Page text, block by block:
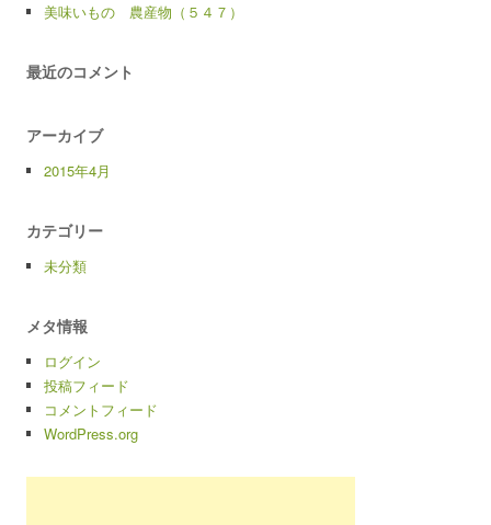
美味いもの 農産物（５４７）
最近のコメント
アーカイブ
2015年4月
カテゴリー
未分類
メタ情報
ログイン
投稿フィード
コメントフィード
WordPress.org